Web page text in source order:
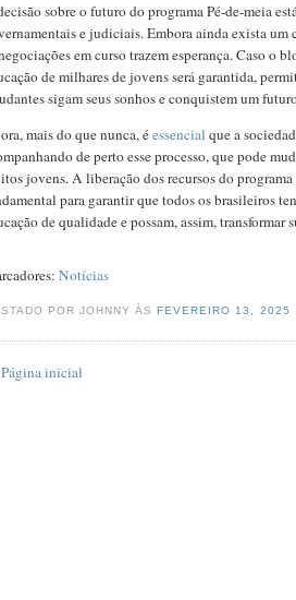
sobre o futuro do programa Pé-de-meia
e judiciais. Embora ainda exista um
em curso trazem esperança. Caso o
de milhares de jovens será garantida,
sigam seus sonhos e conquistem um
mais do que nunca, éessencial que a
de perto esse processo, que pode
jovens. A liberação dos recursos do programa
para garantir que todos os brasileiros
de qualidade e possam, assim, transformar
Notícias
POR JOHNNY ÀSFEVEREIRO 13, 2025
inicial